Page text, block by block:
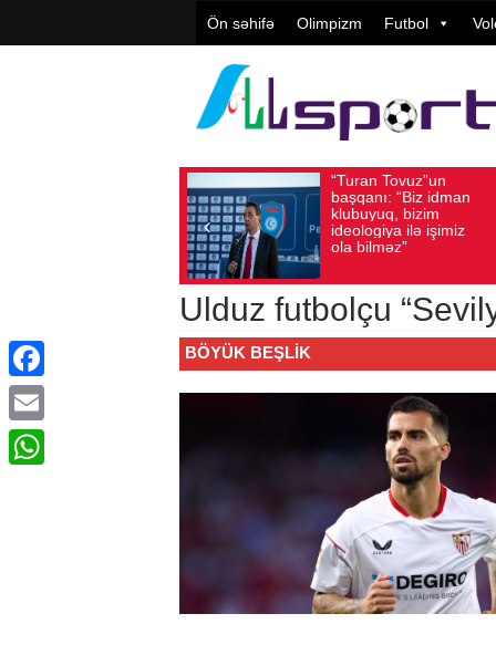
Ön səhifə Olimpizm Futbol
başqanı: “Biz idman
klubuyuq, bizim
ideologiya ilə işimiz
ola bilməz”
Vüqar
Avqust 05, 2026
Ulduz futbolçu
BÖYÜK BEŞLIK
Facebook
Email